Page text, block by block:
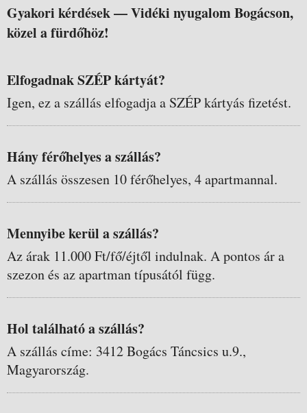
Gyakori kérdések —Vidéki nyugalom Bogácson,
közel a fürdőhöz!
Elfogadnak SZÉP kártyát?
Igen, ez a szállás elfogadja a SZÉP kártyás fizetést.
Hány férőhelyes a szállás?
A szállás összesen 10 férőhelyes, 4 apartmannal.
Mennyibe kerül a szállás?
Az árak 11.000 Ft/fő/éjtől indulnak. A pontos ár a
szezon és az apartman típusától függ.
Hol található a szállás?
A szállás címe: 3412 Bogács Táncsics u.9.,
Magyarország.